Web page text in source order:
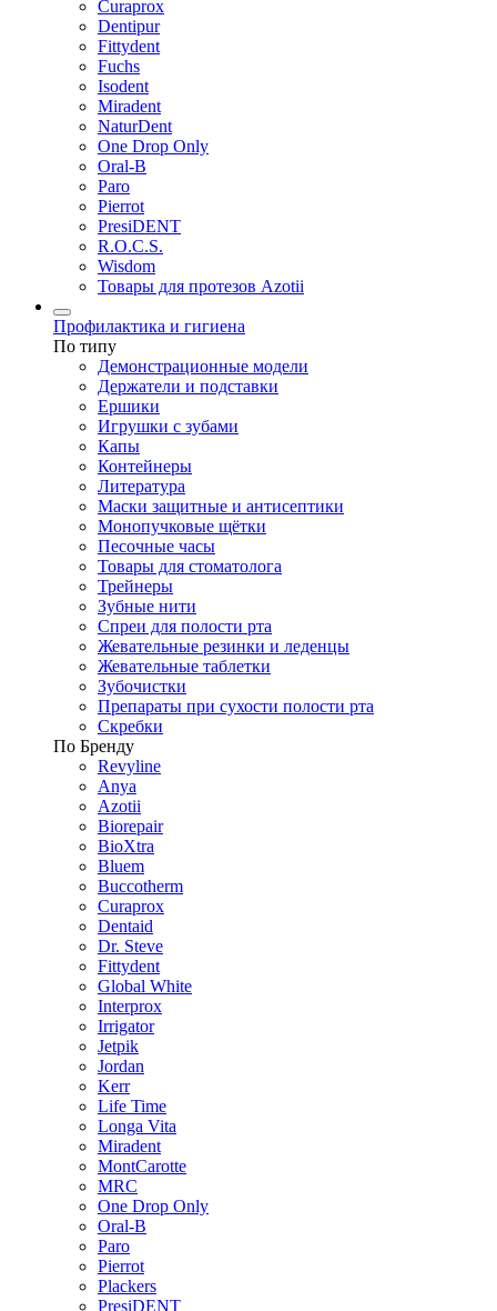
Curaprox
Dentipur
Fittydent
Fuchs
Isodent
Miradent
NaturDent
One Drop Only
Oral-B
Paro
Pierrot
PresiDENT
R.O.C.S.
Wisdom
Товары для протезов Azotii
Профилактика и гигиена
По типу
Демонстрационные модели
Держатели и подставки
Ершики
Игрушки с зубами
Капы
Контейнеры
Литература
Маски защитные и антисептики
Монопучковые щётки
Песочные часы
Товары для стоматолога
Трейнеры
Зубные нити
Спреи для полости рта
Жевательные резинки и леденцы
Жевательные таблетки
Зубочистки
Препараты при сухости полости рта
Скребки
По Бренду
Revyline
Anya
Azotii
Biorepair
BioXtra
Bluem
Buccotherm
Curaprox
Dentaid
Dr. Steve
Fittydent
Global White
Interprox
Irrigator
Jetpik
Jordan
Kerr
Life Time
Longa Vita
Miradent
MontCarotte
MRC
One Drop Only
Oral-B
Paro
Pierrot
Plackers
PresiDENT